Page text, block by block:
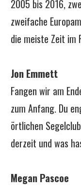
2005 bis 2016,
zweifache
die meiste Zeit im
Jon Emmett
Fangen wir am
zum Anfang. Du
örtlichen
derzeit und was
Megan Pascoe